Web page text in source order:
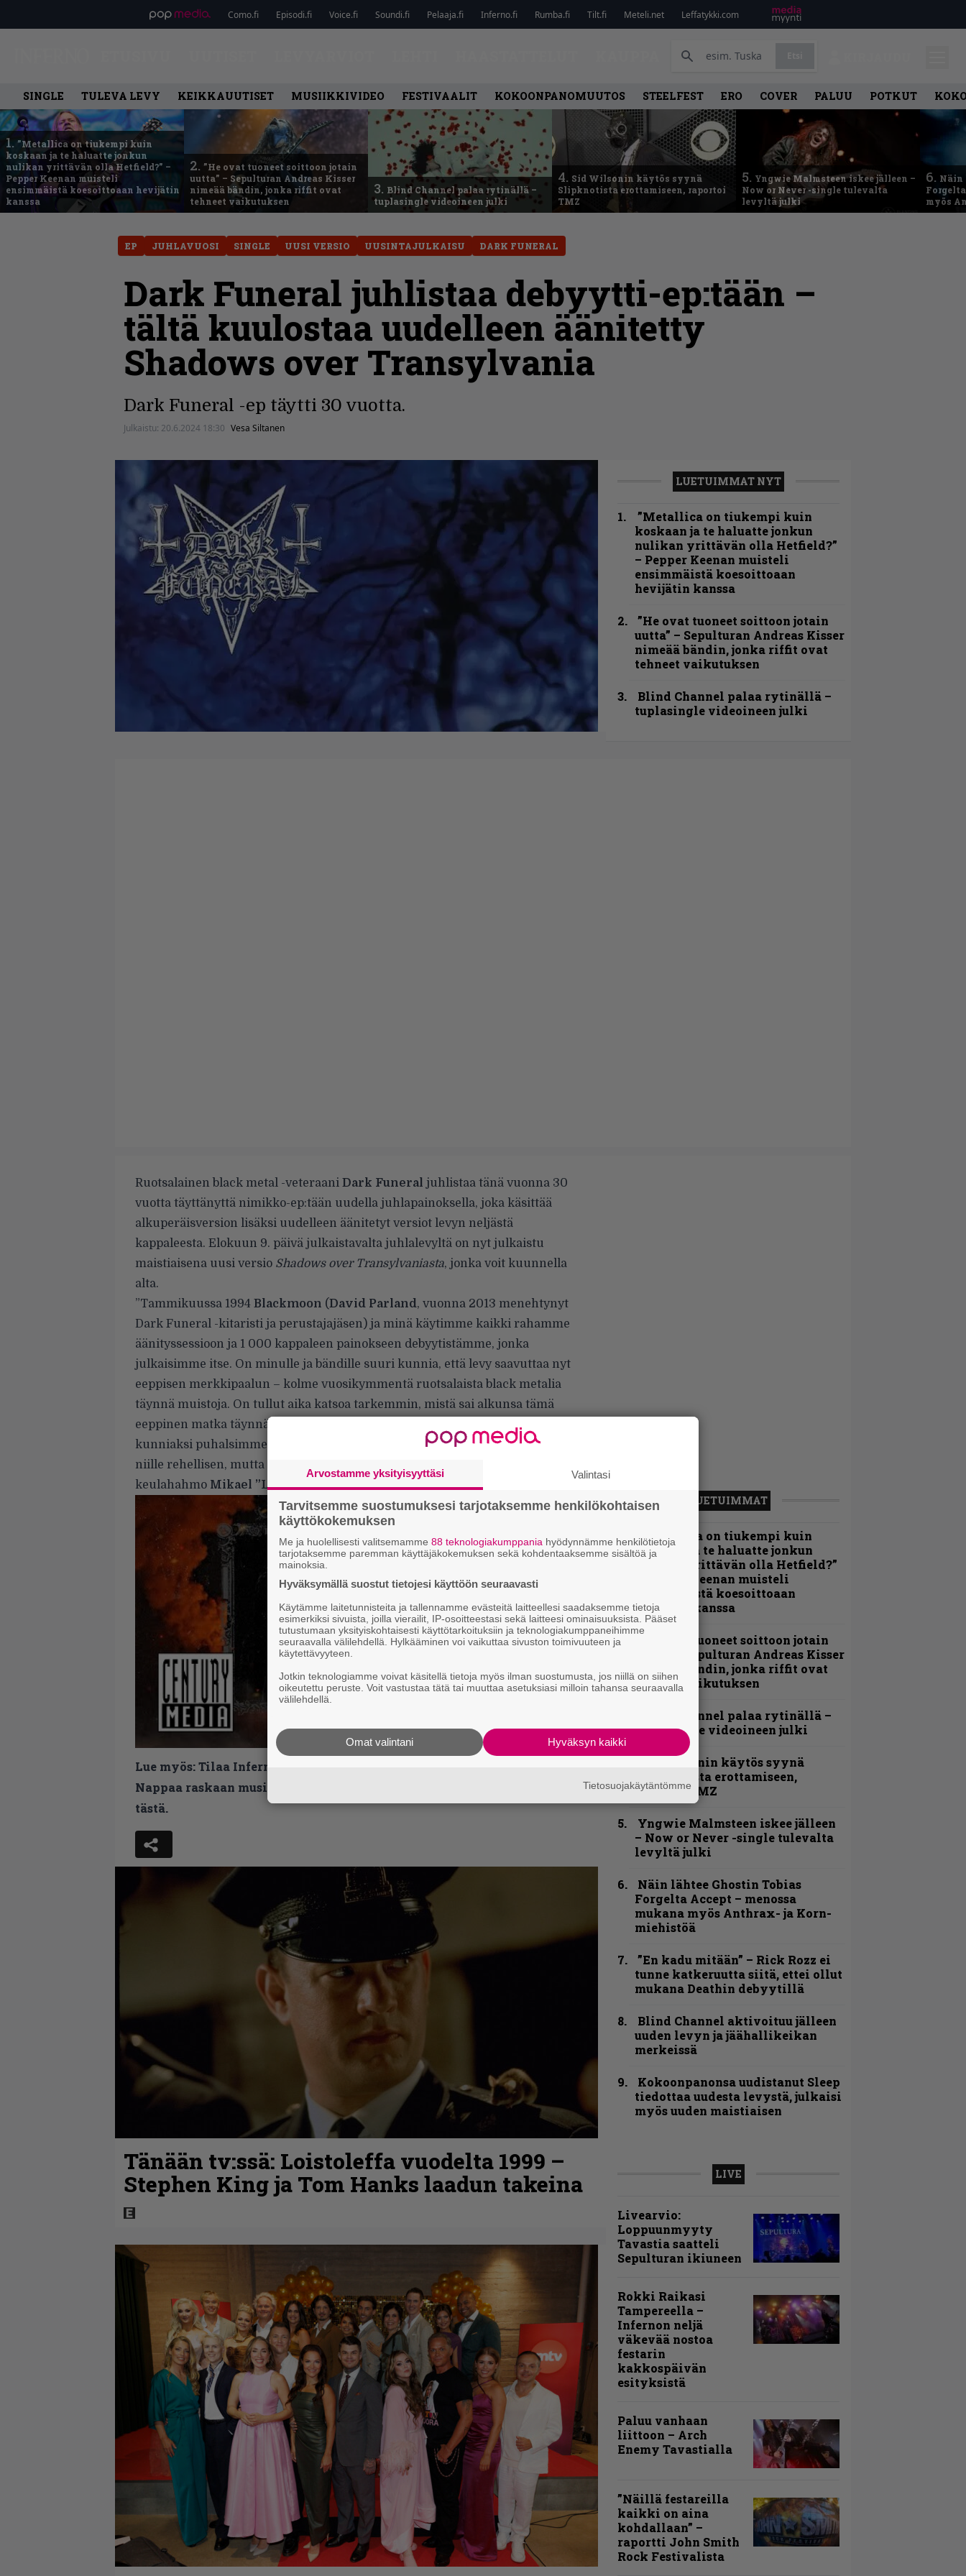
Como.fi Episodi.fi Voice.fi Soundi.fi Pelaaja.fi Inferno.fi Rumba.fi Tilt.fi Meteli.net Leffatykki.com
SINGLE TULEVA LEVY KEIKKAUUTISET MUSIIKKIVIDEO FESTIVAALIT KOKOONPANOMUUTOS STEELFEST ERO COVER PALUU POTKUT
1. ”Metallica on tiukempi kuin
koskaan ja te haluatte jonkun
nulikan yrittävän olla Hetfield?” –
Pepper Keenan muisteli
ensimmäistä koesoittoaan hevijätin
kanssa
2. ”He ovat tuoneet soittoon jotain
uutta” – Sepulturan Andreas Kisser
nimeää bändin, jonka riffit ovat
tehneet vaikutuksen
3. Blind Channel palaa rytinällä –
tuplasingle videoineen julki
4. Sid Wilsonin käytös syynä
Slipknotista erottamiseen, raportoi
TMZ
5. Yngwie Malmsteen iskee jälleen –
Now or Never -single tulevalta
levyltä julki
6. Näin
myös
EP JUHLAVUOSI SINGLE UUSI VERSIO UUSINTAJULKAISU DARK FUNERAL
Dark Funeral juhlistaa debyytti-ep:tään –
tältä kuulostaa uudelleen äänitetty
Shadows over Transylvania
Dark Funeral -ep täytti 30 vuotta.
Julkaistu: 20.6.2024 18:30 Vesa Siltanen
LUETUIMMAT NYT
”Metallica on tiukempi kuin
koskaan ja te haluatte jonkun
nulikan yrittävän olla Hetfield?”
– Pepper Keenan muisteli
ensimmäistä koesoittoaan
hevijätin kanssa
”He ovat tuoneet soittoon jotain
uutta” – Sepulturan Andreas Kisser
nimeää bändin, jonka riffit ovat
tehneet vaikutuksen
Blind Channel palaa rytinällä –
tuplasingle videoineen julki
Ruotsalainen black metal -veteraani Dark Funeral juhlistaa tänä vuonna 30
vuotta täyttänyttä nimikko-ep:tään uudella juhlapainoksella, joka käsittää
alkuperäisversion lisäksi uudelleen äänitetyt versiot levyn neljästä
kappaleesta. Elokuun 9. päivä julkaistavalta juhlalevyltä on nyt julkaistu
maistiaisena uusi versio Shadows over Transylvaniasta, jonka voit kuunnella
alta.
”Tammikuussa 1994 Blackmoon (David Parland, vuonna 2013 menehtynyt
Dark Funeral -kitaristi ja perustajajäsen) ja minä käytimme kaikki rahamme
äänityssessioon ja 1 000 kappaleen painokseen debyytistämme, jonka
julkaisimme itse. On minulle ja bändille suuri kunnia, että levy saavuttaa nyt
eeppisen merkkipaalun – kolme vuosikymmentä ruotsalaista black metalia
täynnä muistoja. On tullut aika katsoa tarkemmin, mistä sai alkunsa tämä
eeppinen matka täynnä kokemuksia ja siteitä, joita ei voi murtaa. Sen
kunniaksi puhalsimme legendaarisiin kappaleisiin uutta henkeä ja annoimme
niille rehellisen, mutta modernin päivityksen”, kommentoi yhtyeen
keulahahmo Mikael ”Lord Ahriman” Svanberg.
Lue myös:Tilaa Infernon uutiskirje ja tiedät mistä kahvitauolla puhutaan!
Nappaa raskaan musiikin uutiset ja puheenaiheet suoraan sähköpostiin
tästä.
Tänään tv:ssä: Loistoleffa vuodelta 1999 –
Stephen King ja Tom Hanks laadun takeina
LUETUIMMAT
”Metallica on tiukempi kuin
koskaan ja te haluatte jonkun
nulikan yrittävän olla Hetfield?”
– Pepper Keenan muisteli
ensimmäistä koesoittoaan
hevijätin kanssa
”He ovat tuoneet soittoon jotain
uutta” – Sepulturan Andreas Kisser
nimeää bändin, jonka riffit ovat
tehneet vaikutuksen
Blind Channel palaa rytinällä –
tuplasingle videoineen julki
Sid Wilsonin käytös syynä
Slipknotista erottamiseen,
raportoi TMZ
Yngwie Malmsteen iskee jälleen
– Now or Never -single tulevalta
levyltä julki
Näin lähtee Ghostin Tobias
Forgelta Accept – menossa
mukana myös Anthrax- ja Korn-
miehistöä
”En kadu mitään” – Rick Rozz ei
tunne katkeruutta siitä, ettei ollut
mukana Deathin debyytillä
Blind Channel aktivoituu jälleen
uuden levyn ja jäähallikeikan
merkeissä
Kokoonpanonsa uudistanut Sleep
tiedottaa uudesta levystä, julkaisi
myös uuden maistiaisen
LIVE
Livearvio:
Loppuunmyyty
Tavastia saatteli
Sepulturan ikiuneen
Rokki Raikasi
Tampereella –
Infernon neljä
väkevää nostoa
festarin
kakkospäivän
esityksistä
Paluu vanhaan
liittoon – Arch
Enemy Tavastialla
”Näillä festareilla
kaikki on aina
kohdallaan” –
raportti John Smith
Rock Festivalista
Arvostamme yksityisyyttäsi Valintasi
Tarvitsemme suostumuksesi tarjotaksemme henkilökohtaisen
käyttökokemuksen
Me ja huolellisesti valitsemamme 88 teknologiakumppania hyödynnämme henkilötietoja
tarjotaksemme paremman käyttäjäkokemuksen sekä kohdentaaksemme sisältöä ja
mainoksia.
Hyväksymällä suostut tietojesi käyttöön seuraavasti
Käytämme laitetunnisteita ja tallennamme evästeitä laitteellesi saadaksemme tietoja
esimerkiksi sivuista, joilla vierailit, IP-osoitteestasi sekä laitteesi ominaisuuksista. Pääset
tutustumaan yksityiskohtaisesti käyttötarkoituksiin ja teknologiakumppaneihimme
seuraavalla välilehdellä. Hylkääminen voi vaikuttaa sivuston toimivuuteen ja
käytettävyyteen.
Jotkin teknologiamme voivat käsitellä tietoja myös ilman suostumusta, jos niillä on siihen
oikeutettu peruste. Voit vastustaa tätä tai muuttaa asetuksiasi milloin tahansa seuraavalla
välilehdellä.
Hyväksyn kaikki
Omat valintani
Tietosuojakäytäntömme